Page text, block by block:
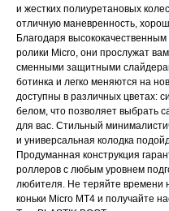
и жестких полиуретановых
отличную маневренность,
Благодаря
ролики Micro, они прослужат
сменными защитными
ботинка и легко меняются на
доступны в различных цветах:
белом, что позволяет выбрать
для вас. Стильный
и универсальная колодка
Продуманная конструкция
роллеров с любым уровнем
любителя. Не теряйте времени
коньки Micro MT4 и получайте